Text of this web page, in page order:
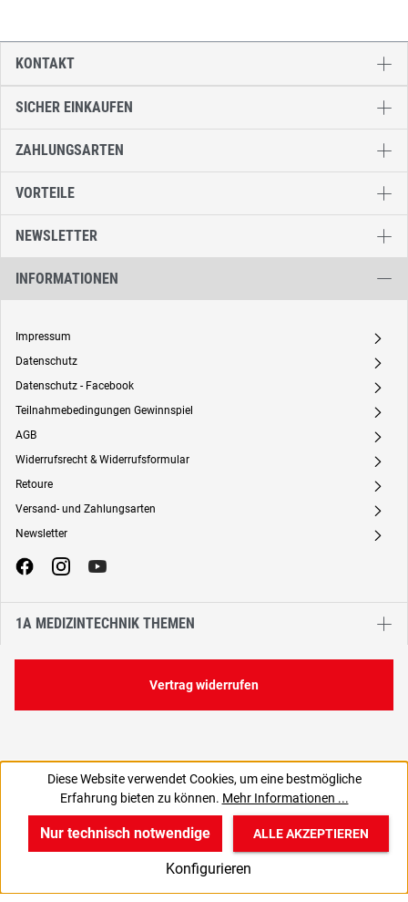
571,20 €
SICHER EINKAUFEN
ZAHLUNGSARTEN
VORTEILE
NEWSLETTER
INFORMATIONEN
Impressum A
Datenschutz A
Datenschutz - Facebook A
Teilnahmebedingungen Gewinnspiel A
AGB A
Widerrufsrecht & Widerrufsformular A
Retoure A
Versand- und Zahlungsarten A
Newsletter A
1A MEDIZINTECHNIK THEMEN
KONTAKT
Vertrag widerrufen
Diese Website verwendet Cookies, um eine bestmögliche
Erfahrung bieten zu können. Mehr Informationen ...
Nur technisch notwendige
Konfigurieren
ALLE AKZEPTIEREN
v
Produkte
B